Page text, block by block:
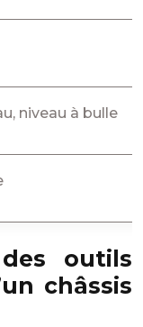
niveau à bulle
outils
châssis